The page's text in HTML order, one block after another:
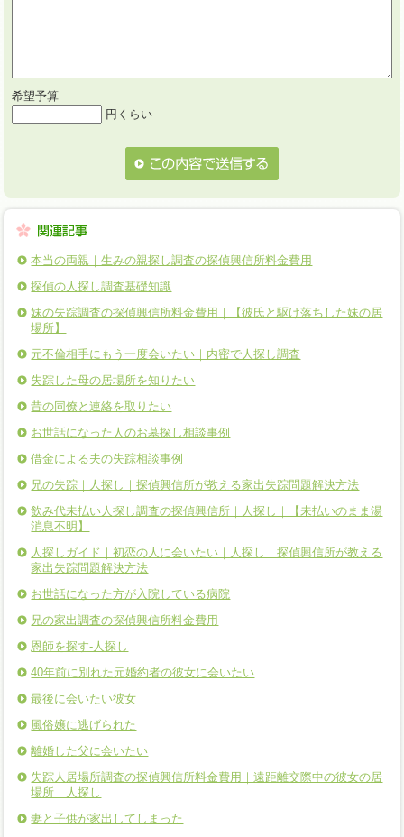
希望予算
円くらい
本当の両親｜生みの親探し調査の探偵興信所料金費用
探偵の人探し調査基礎知識
妹の失踪調査の探偵興信所料金費用｜【彼氏と駆け落ちした妹の居
場所】
元不倫相手にもう一度会いたい｜内密で人探し調査
失踪した母の居場所を知りたい
昔の同僚と連絡を取りたい
お世話になった人のお墓探し相談事例
借金による夫の失踪相談事例
兄の失踪｜人探し｜探偵興信所が教える家出失踪問題解決方法
飲み代未払い人探し調査の探偵興信所｜人探し｜【未払いのまま湯
消息不明】
人探しガイド｜初恋の人に会いたい｜人探し｜探偵興信所が教える
家出失踪問題解決方法
お世話になった方が入院している病院
兄の家出調査の探偵興信所料金費用
恩師を探す-人探し
40年前に別れた元婚約者の彼女に会いたい
最後に会いたい彼女
風俗嬢に逃げられた
離婚した父に会いたい
失踪人居場所調査の探偵興信所料金費用｜遠距離交際中の彼女の居
場所｜人探し
妻と子供が家出してしまった